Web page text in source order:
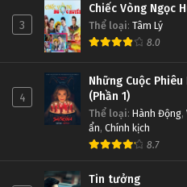
3
Chiếc Vòng Ngọc
Thể loại: Tâm Lý
8.0
4
Những Cuộc
(Phần 1)
Thể loại: Hành Động,
ẩn, Chính kịch
8.7
Tin tưởng